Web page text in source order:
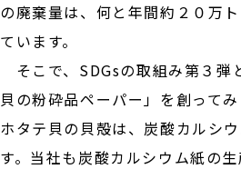
の廃棄量は、何と年間約２０万
ています。
そこで、SDGsの取組み第３弾
貝の粉砕品ペーパー」を創ってみ
ホタテ貝の貝殻は、炭酸カルシ
す。当社も炭酸カルシウム紙の